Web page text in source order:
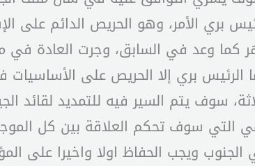
بري الأمر، وهو الحريص الدائم على
مكتب يوم الاثنين والى جلسة عامة قبل 15 الشهر كما وعد
الرئيس بري إلا الحريص على
سوف يتم السير فيه للتمديد لقائد
التي سوف تحكم العلاقة بين كل
ويجب الحفاظ اولا واخيرا على